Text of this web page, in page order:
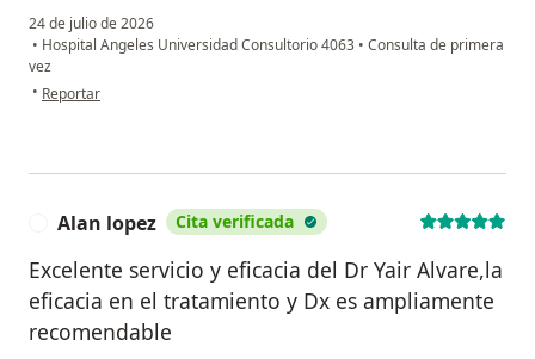
24 de julio de 2026
• Hospital Angeles Universidad Consultorio 4063 • Consulta de primera
vez
• en opinión del usuario Yulieth
Reportar
Alan lopez Cita verificada
Excelente servicio y eficacia del Dr Yair Alvare,la
eficacia en el tratamiento y Dx es ampliamente
recomendable